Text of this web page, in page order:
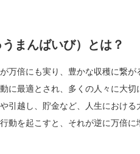
まんばいび）とは？
万倍にも実り、豊かな収穫に繋
に最適とされ、多くの人々に大
引越し、貯金など、人生におけ
動を起こすと、それが逆に万倍